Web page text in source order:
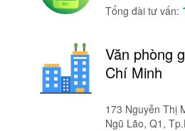
Tổng đài tư vấn:
Văn phòng
Chí Minh
173 Nguyễn Thị
Ngũ Lão, Q1,